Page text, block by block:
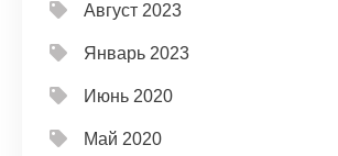
Август 2023
Январь 2023
Июнь 2020
Май 2020